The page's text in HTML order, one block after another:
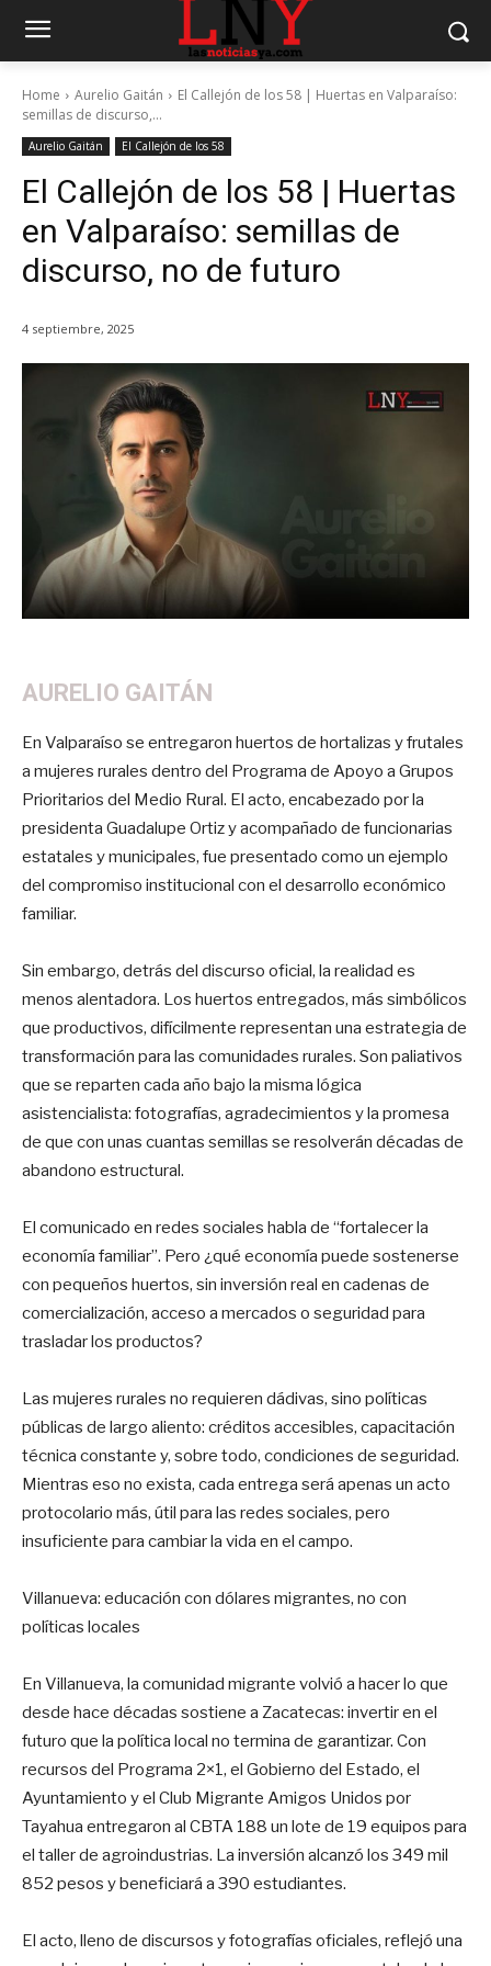
Home Aurelio Gaitán
El Callejón de los 58 | Huertas en Valparaíso:
semillas de discurso,...
Aurelio Gaitán El Callejón de los 58
El Callejón de los 58 | Huertas
en Valparaíso: semillas de
discurso, no de futuro
4 septiembre, 2025
AURELIO GAITÁN
En Valparaíso se entregaron huertos de hortalizas y frutales
a mujeres rurales dentro del Programa de Apoyo a Grupos
Prioritarios del Medio Rural. El acto, encabezado por la
presidenta Guadalupe Ortiz y acompañado de funcionarias
estatales y municipales, fue presentado como un ejemplo
del compromiso institucional con el desarrollo económico
familiar.
Sin embargo, detrás del discurso oficial, la realidad es
menos alentadora. Los huertos entregados, más simbólicos
que productivos, difícilmente representan una estrategia de
transformación para las comunidades rurales. Son paliativos
que se reparten cada año bajo la misma lógica
asistencialista: fotografías, agradecimientos y la promesa
de que con unas cuantas semillas se resolverán décadas de
abandono estructural.
El comunicado en redes sociales habla de “fortalecer la
economía familiar”. Pero ¿qué economía puede sostenerse
con pequeños huertos, sin inversión real en cadenas de
comercialización, acceso a mercados o seguridad para
trasladar los productos?
Las mujeres rurales no requieren dádivas, sino políticas
públicas de largo aliento: créditos accesibles, capacitación
técnica constante y, sobre todo, condiciones de seguridad.
Mientras eso no exista, cada entrega será apenas un acto
protocolario más, útil para las redes sociales, pero
insuficiente para cambiar la vida en el campo.
Villanueva: educación con dólares migrantes, no con
políticas locales
En Villanueva, la comunidad migrante volvió a hacer lo que
desde hace décadas sostiene a Zacatecas: invertir en el
futuro que la política local no termina de garantizar. Con
recursos del Programa 2×1, el Gobierno del Estado, el
Ayuntamiento y el Club Migrante Amigos Unidos por
Tayahua entregaron al CBTA 188 un lote de 19 equipos para
el taller de agroindustrias. La inversión alcanzó los 349 mil
852 pesos y beneficiará a 390 estudiantes.
El acto, lleno de discursos y fotografías oficiales, reflejó una